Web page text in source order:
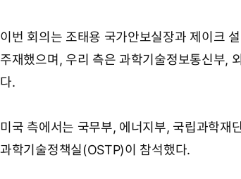
분
이번 회의는 조태용 국가안보실장과 제이크
주재했으며, 우리 측은 과학기술정보통신부,
다.
미국 측에서는 국무부, 에너지부, 국립과학재
과학기술정책실(OSTP)이 참석했다.